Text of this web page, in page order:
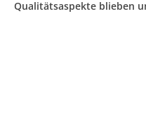
Qualitätsaspekte blieben